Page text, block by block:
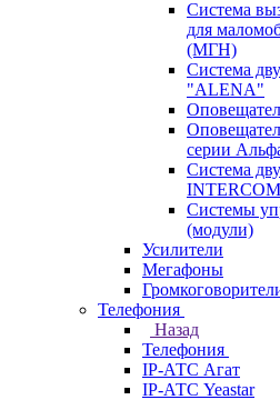
Система
для
(МГН)
Система
"ALENA"
серии
Система
Системы
(модули)
Усилители
Мегафоны
Телефония
Назад
Телефония
IP-АТС Агат
IP-АТС Yeastar